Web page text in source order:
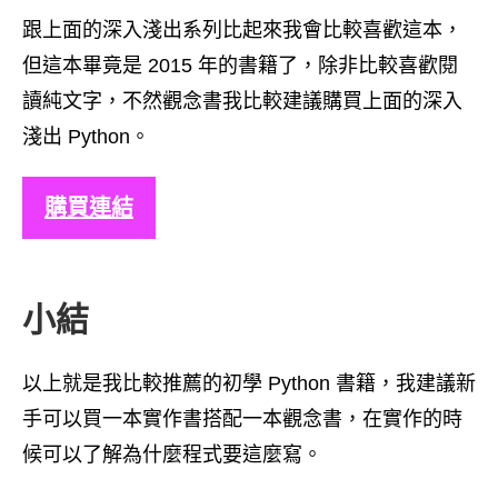
跟上面的深入淺出系列比起來我會比較喜歡這本，
但這本畢竟是 2015 年的書籍了，除非比較喜歡閱
讀純文字，不然觀念書我比較建議購買上面的深入
淺出 Python。
購買連結
小結
以上就是我比較推薦的初學 Python 書籍，我建議新
手可以買一本實作書搭配一本觀念書，在實作的時
候可以了解為什麼程式要這麼寫。